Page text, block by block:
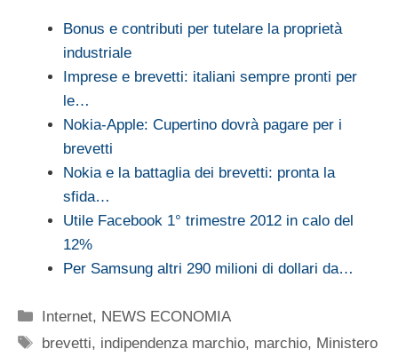
Bonus e contributi per tutelare la proprietà
industriale
Imprese e brevetti: italiani sempre pronti per
le…
Nokia-Apple: Cupertino dovrà pagare per i
brevetti
Nokia e la battaglia dei brevetti: pronta la
sfida…
Utile Facebook 1° trimestre 2012 in calo del
12%
Per Samsung altri 290 milioni di dollari da…
Categorie
Internet, NEWS ECONOMIA
Tag
brevetti, indipendenza marchio, marchio, Ministero